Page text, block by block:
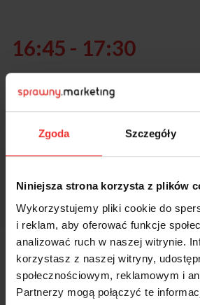
Zgoda Szczegóły
Niniejsza strona korzysta z plików
Wykorzystujemy pliki cookie do
i reklam, aby oferować funkcje
analizować ruch w naszej witrynie.
korzystasz z naszej witryny,
społecznościowym, reklamowym i
Partnerzy mogą połączyć te
16:45 - 17:30
Dobre i złe przykłady
17:30 - 18:00
Pytania i